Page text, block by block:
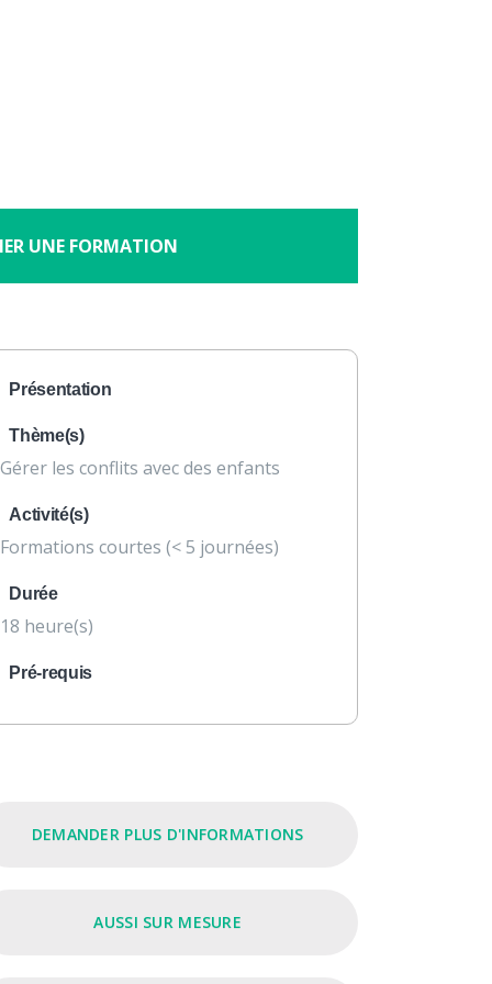
UNE FORMATION
Présentation
Thème(s)
Gérer les conflits avec des enfants
Activité(s)
Formations courtes (< 5 journées)
Durée
18 heure(s)
Pré-requis
DEMANDER PLUS D'INFORMATIONS
AUSSI SUR MESURE